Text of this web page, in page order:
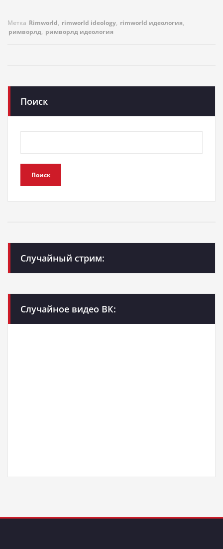
Метка Rimworld, rimworld ideology, rimworld идеология,
римворлд, римворлд идеология
Поиск
Поиск
Случайный стрим:
Случайное видео ВК: